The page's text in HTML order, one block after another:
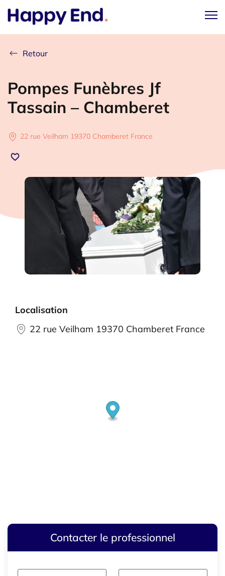
Retour
Pompes Funèbres Jf
Tassain – Chamberet
22 rue Veilham 19370 Chamberet France
Localisation
22 rue Veilham 19370 Chamberet France
Contacter le professionnel